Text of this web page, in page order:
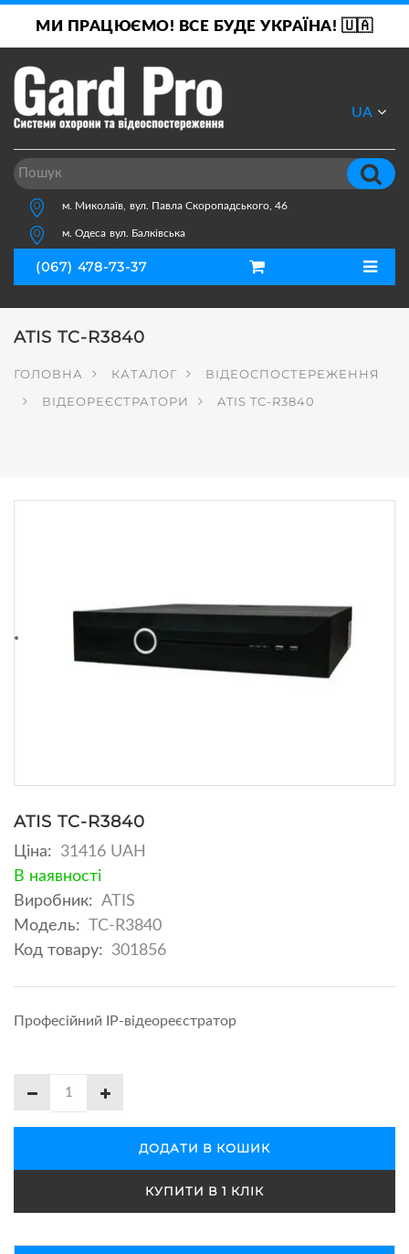
МИ ПРАЦЮЄМО! ВСЕ БУДЕ УКРАЇНА! 🇺🇦
м. Миколаїв, вул. Павла Скоропадського, 46
м. Одеса вул. Балківська
UA
RU
(067) 478-73-37
ATIS TC-R3840
ГОЛОВНА КАТАЛОГ
ВІДЕОСПОСТЕРЕЖЕННЯ
ВІДЕОРЕЄСТРАТОРИ
ATIS TC-R3840
ATIS TC-R3840
Ціна:
31416 UAH
В наявності
Виробник: ATIS
Модель:
TC-R3840
Код товару:
301856
Професійний IP-відеореєстратор
ДОДАТИ В КОШИК
КУПИТИ В 1 КЛІК